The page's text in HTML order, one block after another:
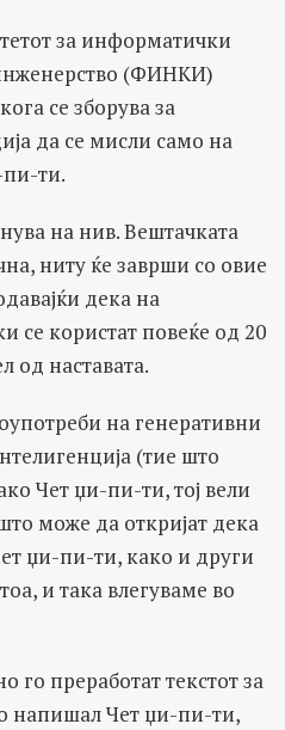
за информатички
(ФИНКИ)
се зборува за
да се мисли само на
ти.
на нив. Вештачката
ниту ќе заврши со овие
дека на
се користат повеќе од 20
од наставата.
на генеративни
(тие што
Чет џи-пи-ти, тој вели
може да откријат дека
џи-пи-ти, како и други
и така влегуваме во
го преработат текстот за
напишал Чет џи-пи-ти,